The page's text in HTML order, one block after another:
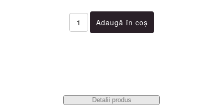
Detalii produs